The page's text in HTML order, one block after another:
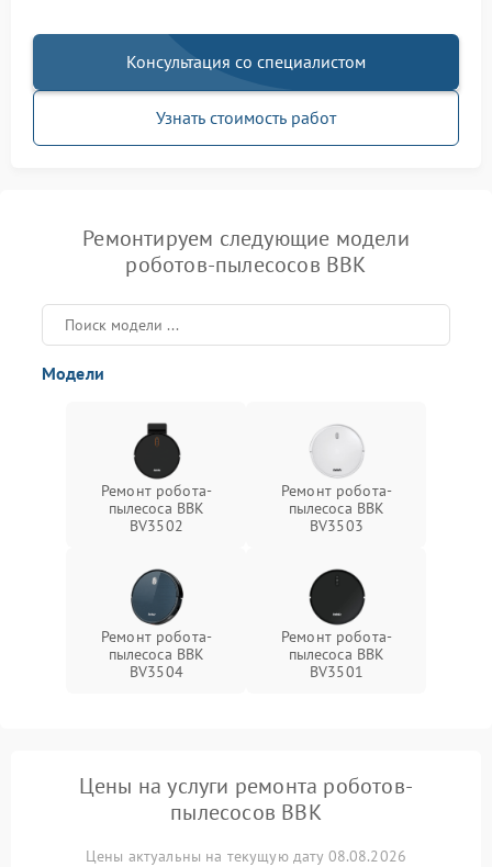
Консультация со специалистом
Узнать стоимость работ
Ремонтируем следующие модели
роботов-пылесосов BBK
Модели
Ремонт робота-
пылесоса BBK
BV3502
Ремонт робота-
пылесоса BBK
BV3503
Ремонт робота-
пылесоса BBK
BV3504
Ремонт робота-
пылесоса BBK
BV3501
Цены на услуги ремонта роботов-
пылесосов BBK
Цены актуальны на текущую дату 08.08.2026